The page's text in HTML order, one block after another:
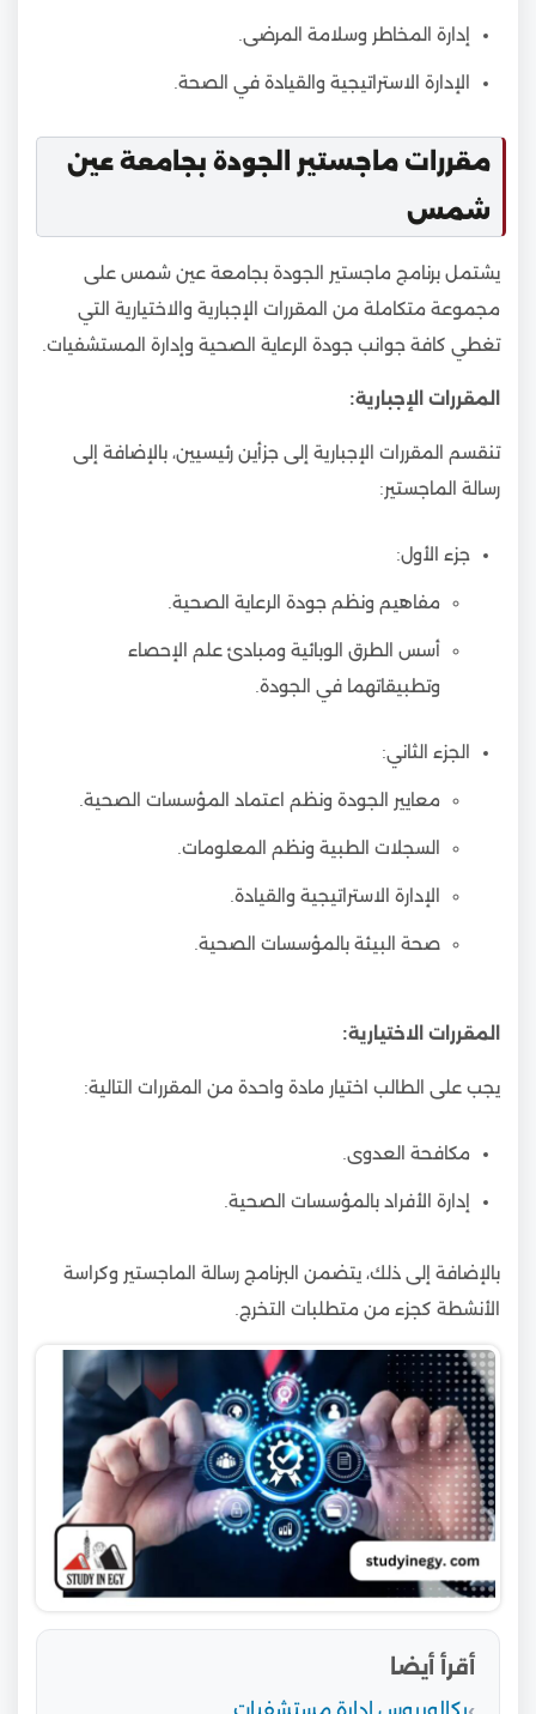
إدارة المخاطر وسلامة المرضى.
الإدارة الاستراتيجية والقيادة في الصحة.
مقررات ماجستير الجودة بجامعة عين
شمس
يشتمل برنامج ماجستير الجودة بجامعة عين شمس على
مجموعة متكاملة من المقررات الإجبارية والاختيارية التي
تغطي كافة جوانب جودة الرعاية الصحية وإدارة المستشفيات.
المقررات الإجبارية:
تنقسم المقررات الإجبارية إلى جزأين رئيسيين، بالإضافة إلى
رسالة الماجستير:
جزء الأول:
مفاهيم ونظم جودة الرعاية الصحية.
أسس الطرق الوبائية ومبادئ علم الإحصاء
وتطبيقاتهما في الجودة.
الجزء الثاني:
معايير الجودة ونظم اعتماد المؤسسات الصحية.
السجلات الطبية ونظم المعلومات.
الإدارة الاستراتيجية والقيادة.
صحة البيئة بالمؤسسات الصحية.
المقررات الاختيارية:
يجب على الطالب اختيار مادة واحدة من المقررات التالية:
مكافحة العدوى.
إدارة الأفراد بالمؤسسات الصحية.
بالإضافة إلى ذلك، يتضمن البرنامج رسالة الماجستير وكراسة
الأنشطة كجزء من متطلبات التخرج.
أقرأ أيضا
بكالوريوس ادارة مستشفيات